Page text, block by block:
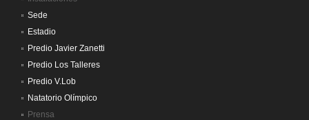
Sede
Estadio
Predio Javier Zanetti
Predio Los Talleres
Predio V.Lob
Natatorio Olímpico
Prensa